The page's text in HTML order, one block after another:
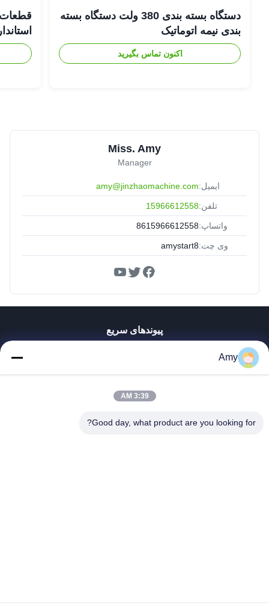
دستگاه بسته بندی 380 ولت دستگاه بسته
بندی نیمه اتوماتیک
اکنون تماس بگیرید
قطعات
Miss. Amy
Manager
ایمیل:amy@jinzhaomachine.com
تلفن:15966612558
واتساپ:8615966612558
وی چت:amystart8
پیوندهای سریع
نمایش واقعیت مجازی
تور کارخانه
Amy
3:39 AM
Good day, what product are you looking for?